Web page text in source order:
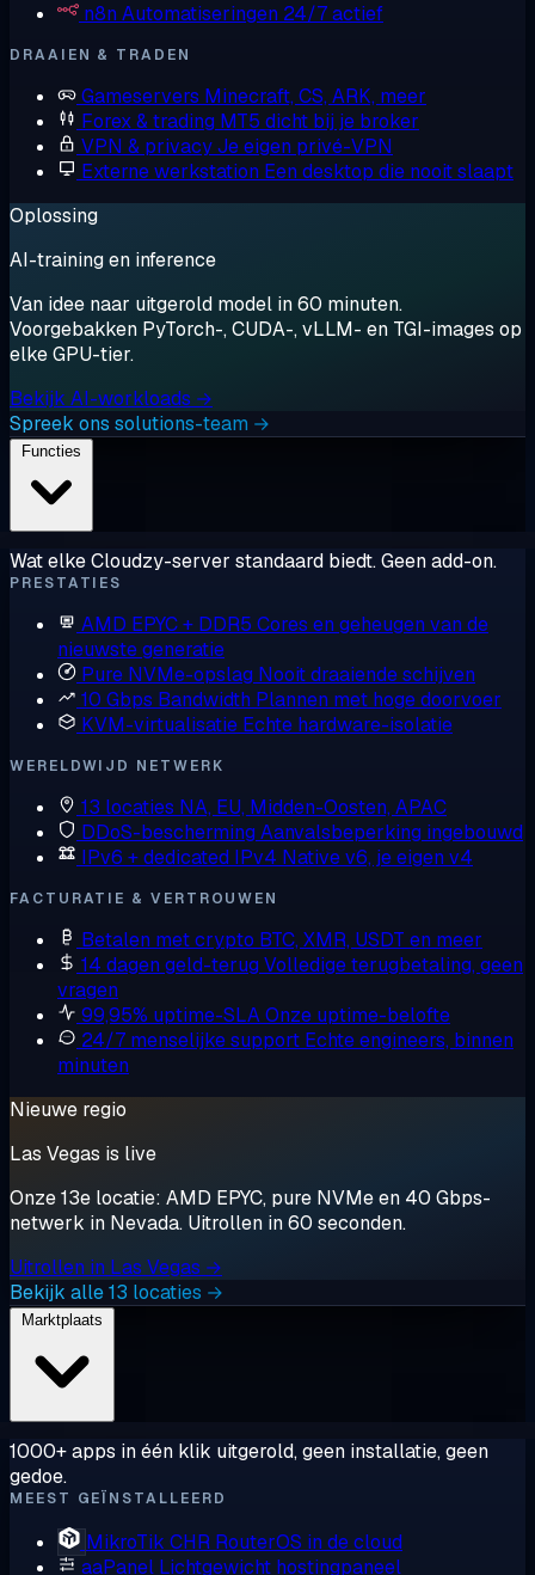
n8n Automatiseringen 24/7 actief
DRAAIEN & TRADEN
Gameservers Minecraft, CS, ARK, meer
Forex & trading MT5 dicht bij je broker
VPN & privacyJe eigen privé-VPN
Externe werkstation Een desktop die nooit slaapt
Oplossing
AI-training en inference
Van idee naar uitgerold model in 60 minuten.
Voorgebakken PyTorch-, CUDA-, vLLM- en TGI-images op
elke GPU-tier.
Bekijk AI-workloads →
Spreek ons solutions-team →
Wat elke Cloudzy-server standaard biedt. Geen add-on.
PRESTATIES
AMD EPYC + DDR5 Cores en geheugen van de
nieuwste generatie
Pure NVMe-opslag Nooit draaiende schijven
10 Gbps Bandwidth Plannen met hoge doorvoer
KVM-virtualisatie Echte hardware-isolatie
WERELDWIJD NETWERK
13 locaties NA, EU, Midden-Oosten, APAC
DDoS-bescherming Aanvalsbeperking ingebouwd
IPv6 + dedicated IPv4 Native v6, je eigen v4
FACTURATIE & VERTROUWEN
Betalen met crypto BTC, XMR, USDT en meer
14 dagen geld-terug Volledige terugbetaling, geen
vragen
99,95% uptime-SLAOnze uptime-belofte
24/7 menselijke support Echte engineers, binnen
minuten
Nieuwe regio
Las Vegas is live
Onze 13e locatie: AMD EPYC, pure NVMe en 40 Gbps-
netwerk in Nevada. Uitrollen in 60 seconden.
Uitrollen in Las Vegas →
Bekijk alle 13 locaties →
1000+ apps in één klik uitgerold, geen installatie, geen
gedoe.
MEEST GEÏNSTALLEERD
MikroTik CHR RouterOS in de cloud
aaPanel Lichtgewicht hostingpaneel